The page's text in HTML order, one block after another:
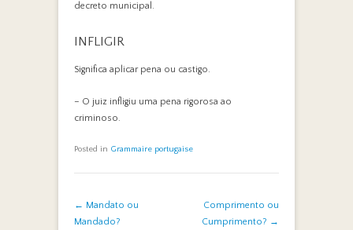
decreto municipal.
INFLIGIR
Significa aplicar pena ou castigo.
– O juiz infligiu uma pena rigorosa ao
criminoso.
Posted in Grammaire portugaise
Post navigation
← Mandato ou
Mandado?
Comprimento ou
Cumprimento? →